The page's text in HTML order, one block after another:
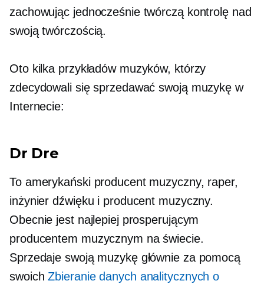
zachowując jednocześnie twórczą kontrolę nad
swoją twórczością.
Oto kilka przykładów muzyków, którzy
zdecydowali się sprzedawać swoją muzykę w
Internecie:
Dr Dre
To amerykański producent muzyczny, raper,
inżynier dźwięku i producent muzyczny.
Obecnie jest najlepiej prosperującym
producentem muzycznym na świecie.
Sprzedaje swoją muzykę głównie za pomocą
swoichZbieranie danych analitycznych o